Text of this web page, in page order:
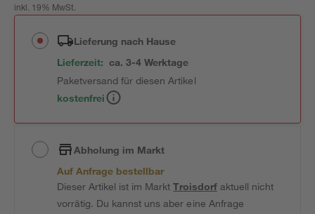
inkl. 19% MwSt.
Lieferung nach Hause
Lieferzeit: ca. 3-4 Werktage
Paketversand für diesen Artikel
kostenfrei
Abholung im Markt
Auf Anfrage bestellbar
Dieser Artikel ist im MarktTroisdorfaktuell nicht
vorrätig. Du kannst uns aber eine Anfrage